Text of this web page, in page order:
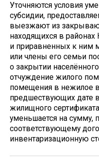
Уточняются условия
субсидии,
выезжают из
находящихся в районах
и приравненных к ним
или члены его семьи
о закрытии
отчуждение жилого
помещения в нежилое в
предшествующих дате
жилищного
уменьшается на сумму,
соответствующему
инвентаризационную